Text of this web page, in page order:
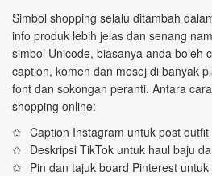
Simbol shopping selalu ditambah
info produk lebih jelas dan senang
simbol Unicode, biasanya anda boleh
caption, komen dan mesej di banyak
font dan sokongan peranti. Antara
shopping online:
Caption Instagram untuk post
Deskripsi TikTok untuk haul baju
Pin dan tajuk board Pinterest